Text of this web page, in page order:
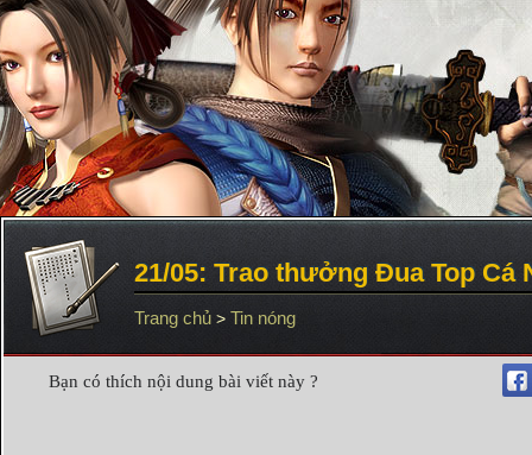
21/05: Trao thưởng Đua Top Cá
Trang chủ > Tin nóng
Bạn có thích nội dung bài viết này ?